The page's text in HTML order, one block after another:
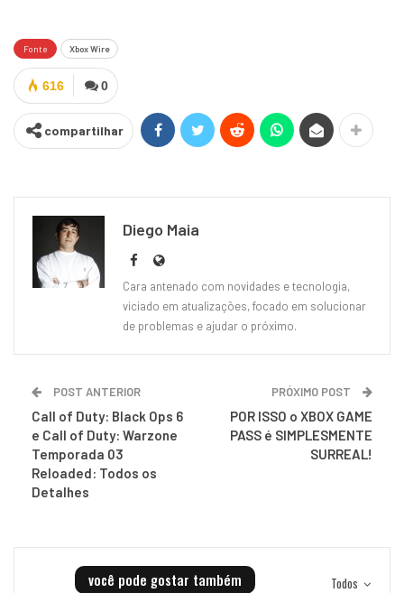
Fonte Xbox Wire
0
616
compartilhar
Diego Maia
Cara antenado com novidades e tecnologia,
viciado em atualizações, focado em solucionar
de problemas e ajudar o próximo.
POST ANTERIOR
Call of Duty: Black Ops 6
e Call of Duty: Warzone
Temporada 03
Reloaded: Todos os
Detalhes
PRÓXIMO POST
POR ISSO o XBOX GAME
PASS é SIMPLESMENTE
SURREAL!
Todos
você pode gostar também